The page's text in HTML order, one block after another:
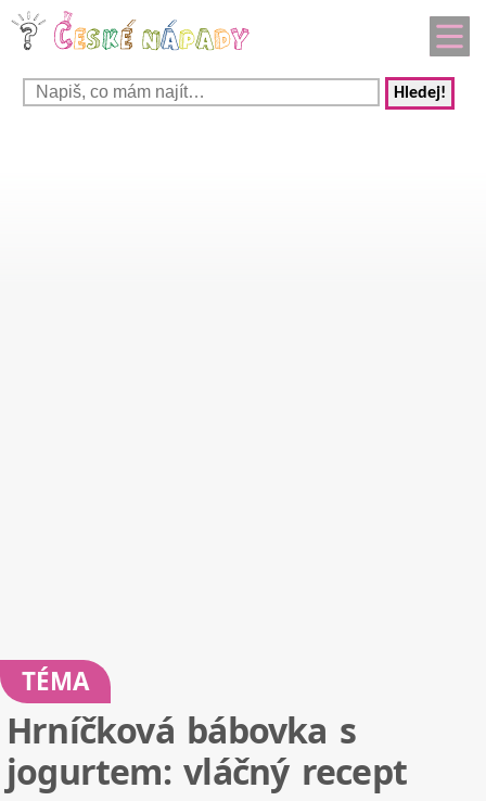
Hledej!
TÉMA
Hrníčková bábovka s
jogurtem: vláčný recept